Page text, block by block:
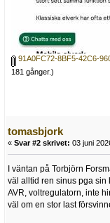
91A0FC72-8BF5-42C6-
181 gånger.)
tomasbjork
« Svar #2 skrivet: 03 juni
I väntan på Torbjörn
väl alltid ren sinus pga sin
AVR, voltregulatorn, inte
väl om en stor last